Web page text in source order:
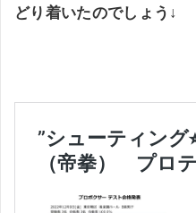
どり着いたのでしょう↓